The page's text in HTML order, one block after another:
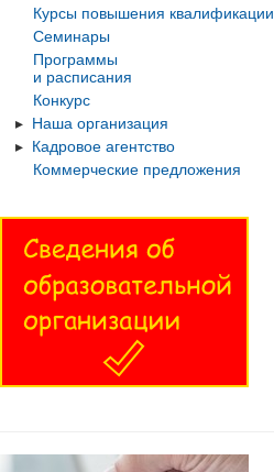
Курсы повышения квалификации
Семинары
Программы
и расписания
Конкурс
Наша организация
Кадровое агентство
Коммерческие предложения